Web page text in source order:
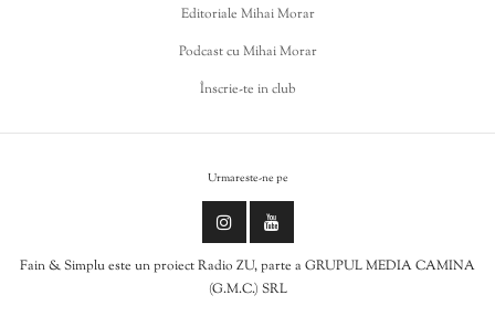
Editoriale Mihai Morar
Podcast cu Mihai Morar
Înscrie-te in club
Urmareste-ne pe
Fain & Simplu este un proiect Radio ZU, parte a GRUPUL MEDIA CAMINA
(G.M.C.) SRL